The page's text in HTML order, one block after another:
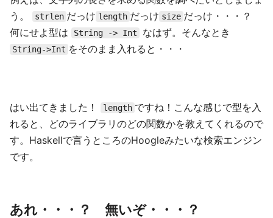
う。
strlen だっけ length だっけ size だっけ・・・？
何にせよ型は
String -> Int なはず。そんなとき
String->Int をそのまま入れると・・・
はい出てきました！ length ですね！こんな感じで型を入
れると、どのライブラリのどの関数かを教えてくれるので
す。Haskellで言うところのHoogleみたいな検索エンジン
です。
あれ・・・？ 無いぞ・・・？